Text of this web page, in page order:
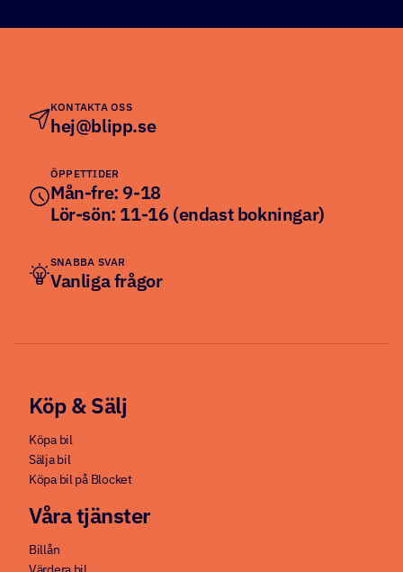
KONTAKTA OSS
hej@blipp.se
ÖPPETTIDER
Mån-fre: 9-18
Lör-sön: 11-16 (endast bokningar)
SNABBA SVAR
Vanliga frågor
Köp & Sälj
Köpa bil
Sälja bil
Köpa bil på Blocket
Våra tjänster
Billån